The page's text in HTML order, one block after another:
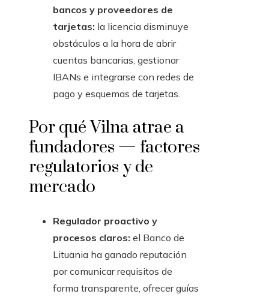
bancos y proveedores de
tarjetas: la licencia disminuye
obstáculos a la hora de abrir
cuentas bancarias, gestionar
IBANs e integrarse con redes de
pago y esquemas de tarjetas.
Por qué Vilna atrae a
fundadores — factores
regulatorios y de
mercado
Regulador proactivo y
procesos claros: el Banco de
Lituania ha ganado reputación
por comunicar requisitos de
forma transparente, ofrecer guías